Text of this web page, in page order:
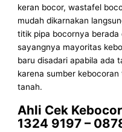
keran bocor, wastafel
mudah dikarnakan
titik pipa bocornya
sayangnya mayoritas
baru disadari apabila ada
karena sumber
tanah.
Ahli Cek
1324 9197 –